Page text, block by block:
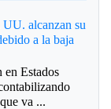
UU. alcanzan su
a la baja
en Estados
va ...